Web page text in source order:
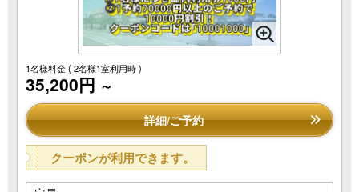
1名様料金( 2名様1室利用時 )
35,200円 ～
詳細/ご予約
クーポンが利用できます。